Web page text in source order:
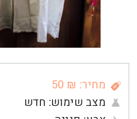
מחיר: ₪ 50
מצב שימוש: חדש